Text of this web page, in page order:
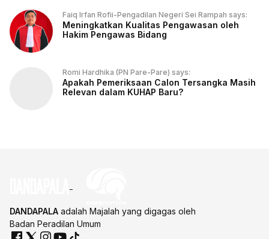
Faiq Irfan Rofii-Pengadilan Negeri Sei Rampah says:
Meningkatkan Kualitas Pengawasan oleh
Hakim Pengawas Bidang
Romi Hardhika (PN Pare-Pare) says:
Apakah Pemeriksaan Calon Tersangka Masih
Relevan dalam KUHAP Baru?
DANDAPALA adalah Majalah yang digagas oleh
Badan Peradilan Umum